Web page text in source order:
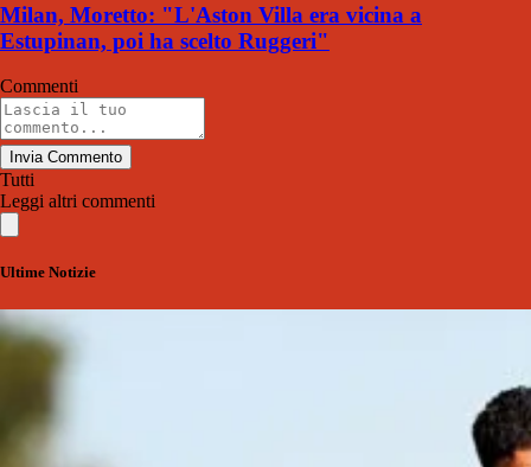
Milan, Moretto: "L'Aston Villa era vicina a
Estupinan, poi ha scelto Ruggeri"
Commenti
Invia Commento
Tutti
Leggi altri commenti
Ultime Notizie